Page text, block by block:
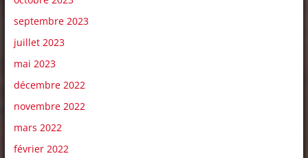
septembre 2023
juillet 2023
mai 2023
décembre 2022
novembre 2022
mars 2022
février 2022